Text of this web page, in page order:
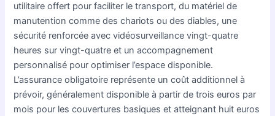
utilitaire offert pour faciliter le transport, du matériel de
manutention comme des chariots ou des diables, une
sécurité renforcée avec vidéosurveillance vingt-quatre
heures sur vingt-quatre et un accompagnement
personnalisé pour optimiser l’espace disponible.
L’assurance obligatoire représente un coût additionnel à
prévoir, généralement disponible à partir de trois euros par
mois pour les couvertures basiques et atteignant huit euros